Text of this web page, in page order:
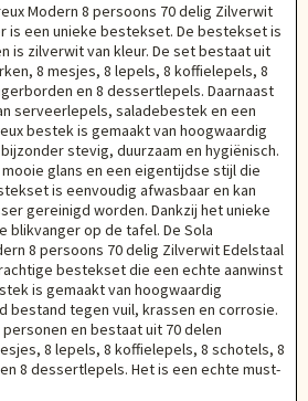
Modern 8 persoons 70 delig Zilverwit
is een unieke bestekset. De bestekset is
is zilverwit van kleur. De set bestaat uit
8 mesjes, 8 lepels, 8 koffielepels, 8
en 8 dessertlepels. Daarnaast
serveerlepels, saladebestek en een
bestek is gemaakt van hoogwaardig
stevig, duurzaam en hygiënisch.
glans en een eigentijdse stijl die
is eenvoudig afwasbaar en kan
gereinigd worden. Dankzij het unieke
blikvanger op de tafel. De Sola
8 persoons 70 delig Zilverwit Edelstaal
bestekset die een echte aanwinst
is gemaakt van hoogwaardig
bestand tegen vuil, krassen en corrosie.
en bestaat uit 70 delen
8 lepels, 8 koffielepels, 8 schotels, 8
8 dessertlepels. Het is een echte must-